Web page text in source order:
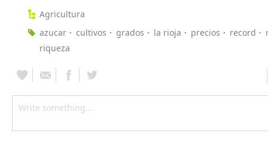
Agricultura
azucar
cultivos grados la rioja precios record
riqueza